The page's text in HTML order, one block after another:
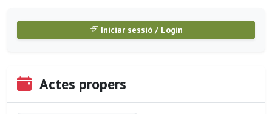
Iniciar sessió / Login
Actes propers